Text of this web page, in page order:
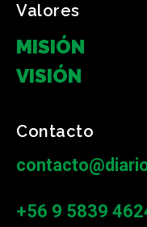
Valores
MISIÓN
VISIÓN
Contacto
+56 9 5839